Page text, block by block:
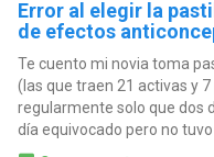
Error al elegir la
de efectos
Te cuento mi novia toma
(las que traen 21 activas y
regularmente solo que dos
día equivocado pero no